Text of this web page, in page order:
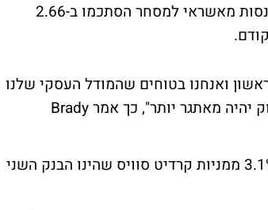
האנליסטים שעמד על רווח של 1.99 מיליארד פרנקים ההכנסות מאשראי למסחר הסתכמו ב-2.66
ואנחנו בטוחים שהמודל העסקי שלנו
יאפשר לנו להמשיך להציג תוצאות טובות, גם במקרה שהשוק יהיה מאתגר יותר", כך אמר Brady
נזכיר, כי כור הישראלית שבשליטת קונצרן IDB מחזיקה ב-3.1% ממניות קרדיט סוויס שהינו הבנק השני